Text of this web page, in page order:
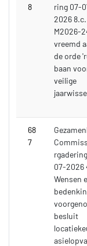
8
ring 07-
2026 8.c.
M2026-
vreemd
de orde
baan
veilige
68
7
07-2026
Wensen
besluit